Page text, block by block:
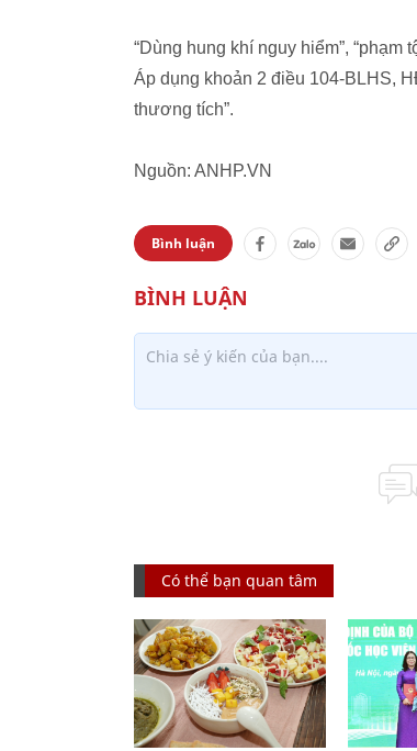
“Dùng hung khí nguy hiểm”,
Áp dụng khoản 2 điều 104-BLHS,
thương tích”.
Nguồn: ANHP.VN
Bình luận
Có thể bạn quan tâm